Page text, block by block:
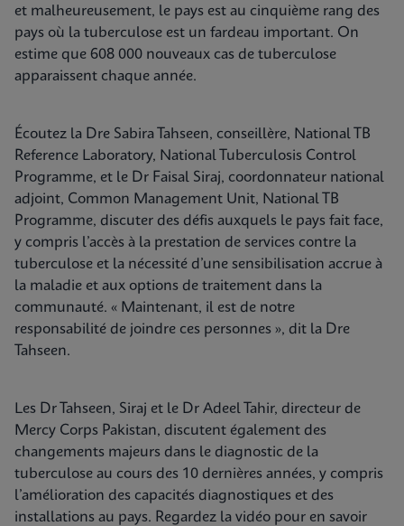
et malheureusement, le pays est au cinquième rang des
pays où la tuberculose est un fardeau important. On
estime que 608 000 nouveaux cas de tuberculose
apparaissent chaque année.
Écoutez la Dre Sabira Tahseen, conseillère, National TB
Reference Laboratory, National Tuberculosis Control
Programme, et le Dr Faisal Siraj, coordonnateur national
adjoint, Common Management Unit, National TB
Programme, discuter des défis auxquels le pays fait face,
y compris l’accès à la prestation de services contre la
tuberculose et la nécessité d’une sensibilisation accrue à
la maladie et aux options de traitement dans la
communauté. « Maintenant, il est de notre
responsabilité de joindre ces personnes », dit la Dre
Tahseen.
Les Dr Tahseen, Siraj et le Dr Adeel Tahir, directeur de
Mercy Corps Pakistan, discutent également des
changements majeurs dans le diagnostic de la
tuberculose au cours des 10 dernières années, y compris
l’amélioration des capacités diagnostiques et des
installations au pays. Regardez la vidéo pour en savoir